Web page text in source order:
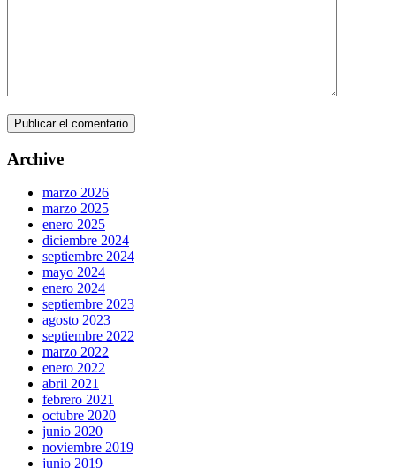
Archive
marzo 2026
marzo 2025
enero 2025
diciembre 2024
septiembre 2024
mayo 2024
enero 2024
septiembre 2023
agosto 2023
septiembre 2022
marzo 2022
enero 2022
abril 2021
febrero 2021
octubre 2020
junio 2020
noviembre 2019
junio 2019